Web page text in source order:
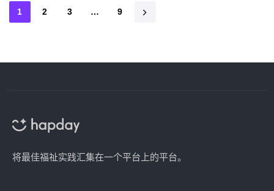
1 2 3 … 9
将最佳福祉实践汇集在一个平台上的平台。